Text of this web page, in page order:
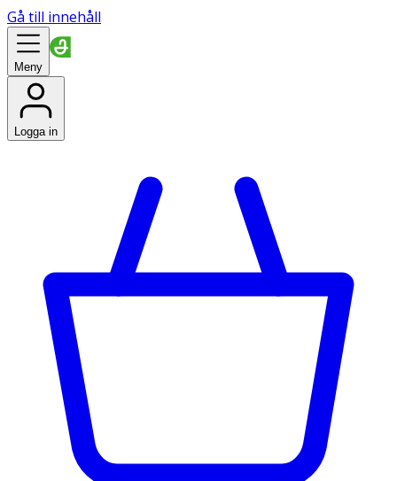
Gå till innehåll
Meny
Logga in